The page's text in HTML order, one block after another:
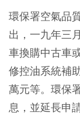
環保署空氣品
出，一九年三
車換購中古車
修控油系統補
萬元等。環保
息，並延長申